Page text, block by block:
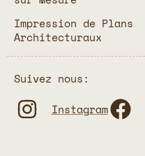
Impression de Plans
Architecturaux
Suivez nous:
Instagram